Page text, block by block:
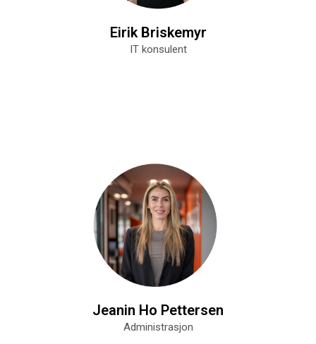
Eirik Briskemyr
IT konsulent
Jeanin Ho Pettersen
Administrasjon